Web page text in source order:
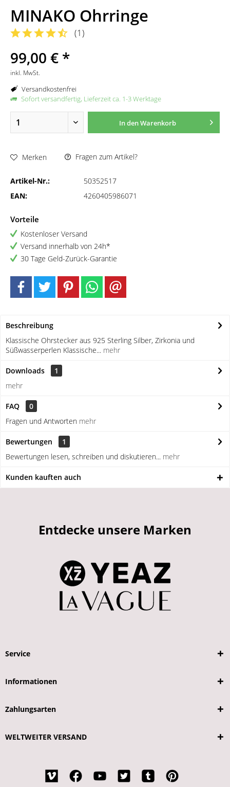
MINAKO Ohrringe
(1)
99,00 € *
inkl. MwSt.
Versandkostenfrei
Sofort versandfertig, Lieferzeit ca. 1-3 Werktage
In denWarenkorb
Merken Fragen zum Artikel?
Artikel-Nr.:
50352517
EAN:
4260405986071
Vorteile
Kostenloser Versand
Versand innerhalb von 24h*
30 Tage Geld-Zurück-Garantie
Beschreibung
Klassische Ohrstecker aus 925 Sterling Silber, Zirkonia und
Süßwasserperlen Klassische... mehr
Downloads
1
mehr
FAQ
0
Fragen und Antworten mehr
Bewertungen
1
Bewertungen lesen, schreiben und diskutieren... mehr
Kunden kauften auch
Entdecke unsere Marken
Service
Informationen
Zahlungsarten
WELTWEITER VERSAND